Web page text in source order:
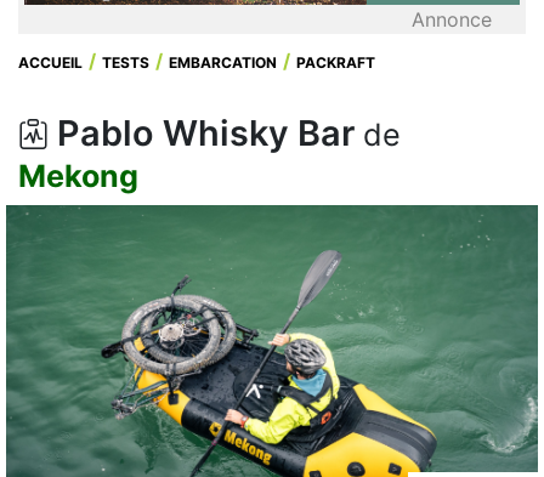
Annonce
ACCUEIL TESTS EMBARCATION PACKRAFT
Pablo Whisky Bar de
Mekong